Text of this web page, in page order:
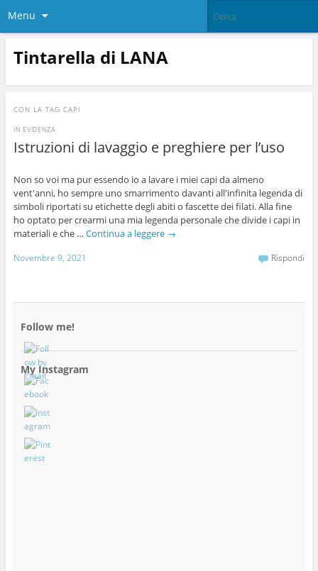
Menu
Tintarella di LANA
CON LA TAG CAPI
Istruzioni di lavaggio e preghiere per l’uso
IN EVIDENZA
Non so voi ma pur essendo io a lavare i miei capi da almeno
vent'anni, ho sempre uno smarrimento davanti all'infinita legenda di
simboli riportati su etichette degli abiti o fascette dei filati. Alla fine
ho optato per crearmi una mia legenda personale che divide i capi in
materiali e che … Continua a leggere →
Novembre 9, 2021 Rispondi
Follow me!
My Instagram